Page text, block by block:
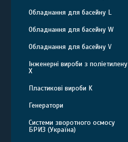
Обладнання для басейну L
Обладнання для басейну W
Обладнання для басейну V
Інженерні вироби з поліетилену
Х
Пластикові вироби K
Генератори
Системи зворотного осмосу
БРИЗ (Україна)